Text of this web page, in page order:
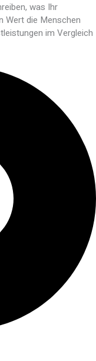
was Ihr
Wert die Menschen
im Vergleich